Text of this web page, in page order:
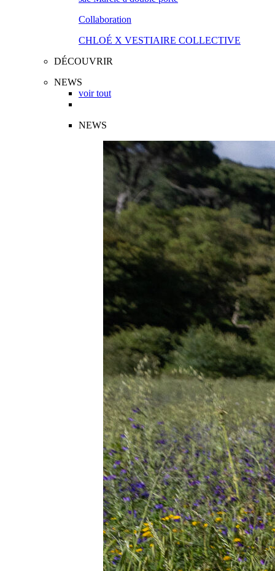
Collaboration
CHLOÉ X VESTIAIRE COLLECTIVE
DÉCOUVRIR
NEWS
voir tout
NEWS